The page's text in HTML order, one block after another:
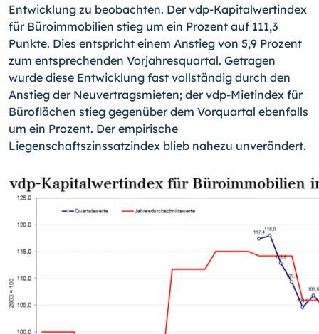
Entwicklung zu beobachten. Der vdp-Kapitalwertindex
für Büroimmobilien stieg um ein Prozent auf 111,3
Punkte. Dies entspricht einem Anstieg von 5,9 Prozent
zum entsprechenden Vorjahresquartal. Getragen
wurde diese Entwicklung fast vollständig durch den
Anstieg der Neuvertragsmieten; der vdp-Mietindex für
Büroflächen stieg gegenüber dem Vorquartal ebenfalls
um ein Prozent. Der empirische
Liegenschaftszinssatzindex blieb nahezu unverändert.